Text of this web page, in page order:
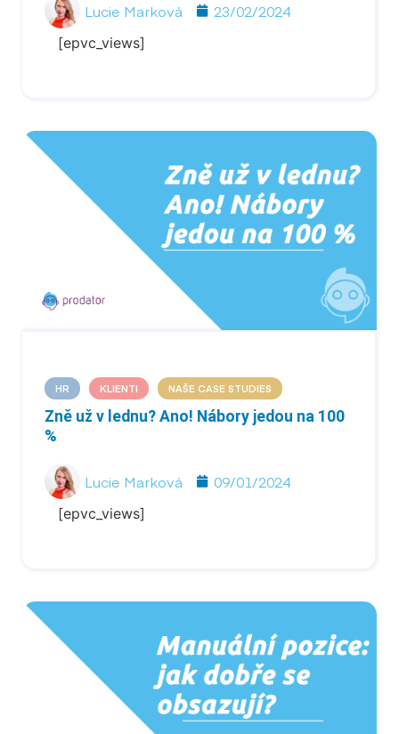
Lucie Marková 23/02/2024
[epvc_views]
HR KLIENTI NAŠE CASE STUDIES
Zně už v lednu? Ano! Nábory jedou na 100
%
Lucie Marková 09/01/2024
[epvc_views]